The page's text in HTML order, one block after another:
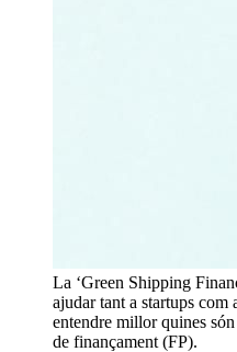
La ‘Green Shipping
ajudar tant a startups com
entendre millor quines
de finançament (FP).